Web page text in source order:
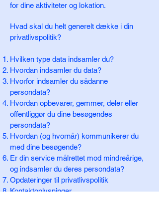
for dine aktiviteter og lokation.
Hvad skal du helt generelt dække i din
privatlivspolitik?
Hvilken type data indsamler du?
Hvordan indsamler du data?
Hvorfor indsamler du sådanne
persondata?
Hvordan opbevarer, gemmer, deler eller
offentliggør du dine besøgendes
persondata?
Hvordan (og hvornår) kommunikerer du
med dine besøgende?
Er din service målrettet mod mindreårige,
og indsamler du deres persondata?
Opdateringer til privatlivspolitik
Kontaktoplysninger